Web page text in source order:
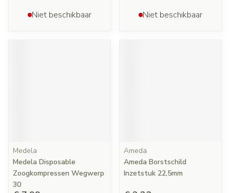
Niet beschikbaar Niet beschikbaar
Medela
Medela Disposable
Zoogkompressen Wegwerp
30
Ameda
Ameda Borstschild
Inzetstuk 22,5mm